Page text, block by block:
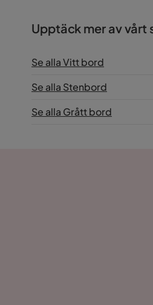
Upptäck mer av vårt
Se alla Vitt bord
Se alla Stenbord
Se alla Grått bord